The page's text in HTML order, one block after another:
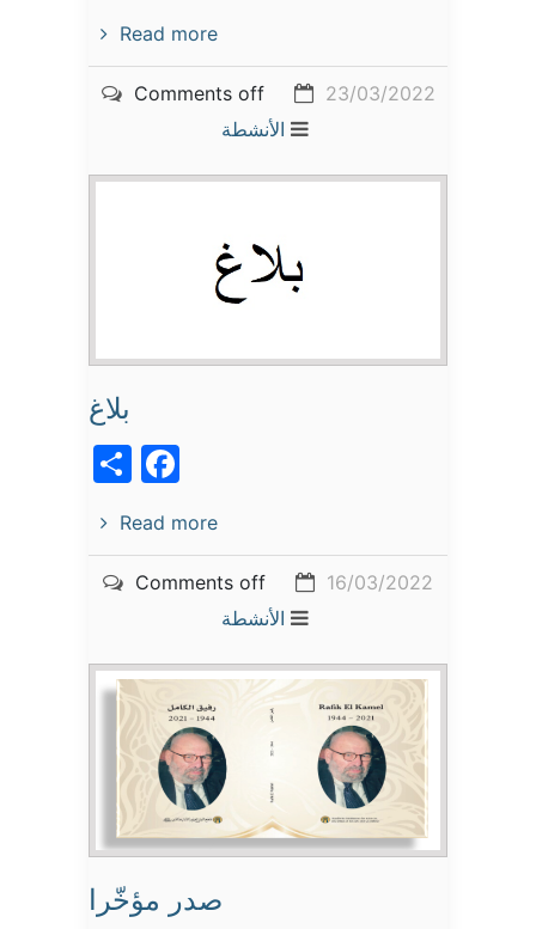
Read more
23/03/2022
Comments off
الأنشطة
بلاغ
Read more
16/03/2022
Comments off
الأنشطة
صدر مؤخّرا